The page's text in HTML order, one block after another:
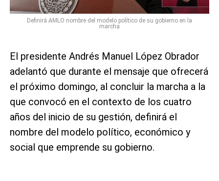
Definirá AMLO nombre del modelo político de su gobierno en la
marcha
El presidente Andrés Manuel López Obrador
adelantó que durante el mensaje que ofrecerá
el próximo domingo, al concluir la marcha a la
que convocó en el contexto de los cuatro
años del inicio de su gestión, definirá el
nombre del modelo político, económico y
social que emprende su gobierno.